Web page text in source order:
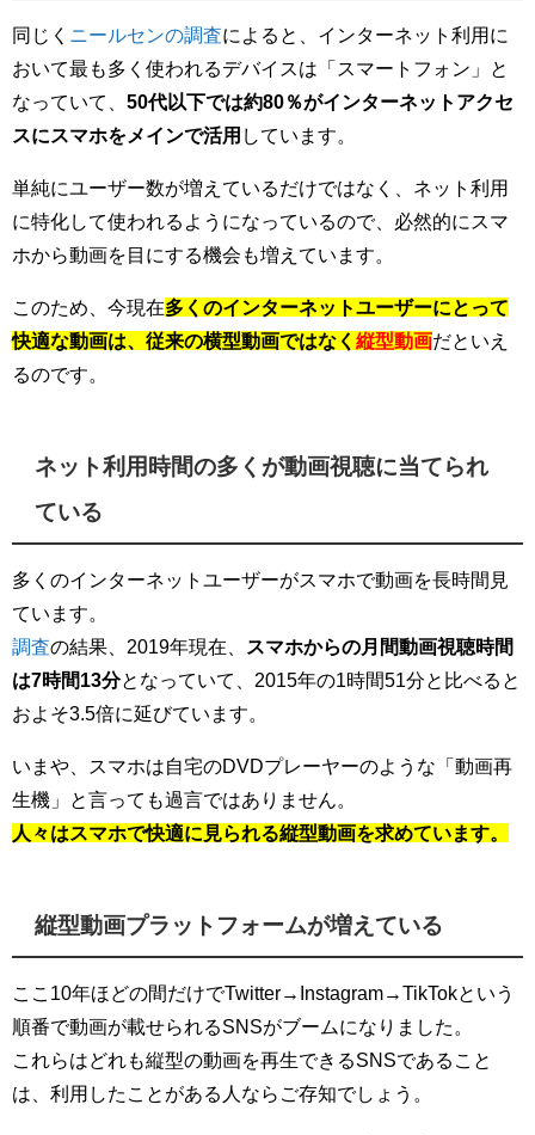
同じく ニールセンの調査によると、インターネット利用に
おいて最も多く使われるデバイスは「スマートフォン」と
なっていて、 50代以下では約80％がインターネットアクセ
スにスマホをメインで活用 しています。
単純にユーザー数が増えているだけではなく、ネット利用
に特化して使われるようになっているので、必然的にスマ
ホから動画を目にする機会も増えています。
このため、今現在多くのインターネットユーザーにとって
快適な動画は、従来の横型動画ではなく 縦型動画だといえ
るのです。
ネット利用時間の多くが動画視聴に当てられ
ている
多くのインターネットユーザーがスマホで動画を長時間見
ています。
調査の結果、2019年現在、
スマホからの月間動画視聴時間
は7時間13分となっていて、2015年の1時間51分と比べると
およそ3.5倍に延びています。
いまや、スマホは自宅のDVDプレーヤーのような「動画再
生機」と言っても過言ではありません。
人々はスマホで快適に見られる縦型動画を求めています。
縦型動画プラットフォームが増えている
ここ10年ほどの間だけでTwitter→Instagram→TikTokという
順番で動画が載せられるSNSがブームになりました。
これらはどれも縦型の動画を再生できるSNSであること
は、利用したことがある人ならご存知でしょう。